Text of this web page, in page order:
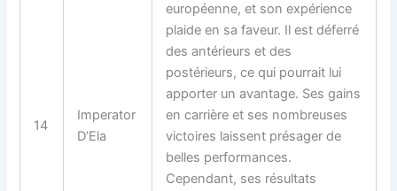
14
Imperator
D’Ela
européenne, et son expérience
plaide en sa faveur. Il est déferré
des antérieurs et des
postérieurs, ce qui pourrait lui
apporter un avantage. Ses gains
en carrière et ses nombreuses
victoires laissent présager de
belles performances.
Cependant, ses résultats